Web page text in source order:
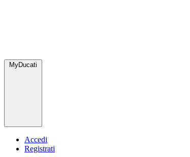
MyDucati
Accedi
Registrati